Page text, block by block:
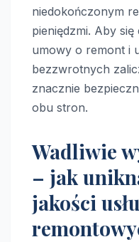
niedokończonym
pieniędzmi. Aby
umowy o remont i
bezzwrotnych
znacznie
obu stron.
Wadliwie
– jak
jakości